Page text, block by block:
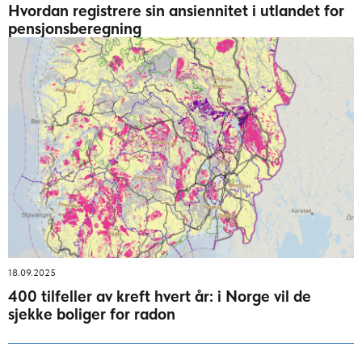
Hvordan registrere sin ansiennitet i utlandet for
pensjonsberegning
18.09.2025
400 tilfeller av kreft hvert år: i Norge vil de
sjekke boliger for radon